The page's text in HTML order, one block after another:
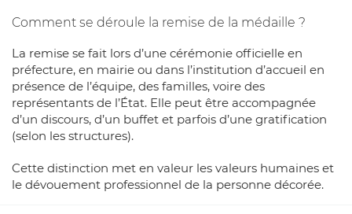
Comment se déroule la remise de la médaille ?
La remise se fait lors d’une cérémonie officielle en
préfecture, en mairie ou dans l’institution d’accueil en
présence de l’équipe, des familles, voire des
représentants de l’État. Elle peut être accompagnée
d’un discours, d’un buffet et parfois d’une gratification
(selon les structures).
Cette distinction met en valeur les valeurs humaines et
le dévouement professionnel de la personne décorée.